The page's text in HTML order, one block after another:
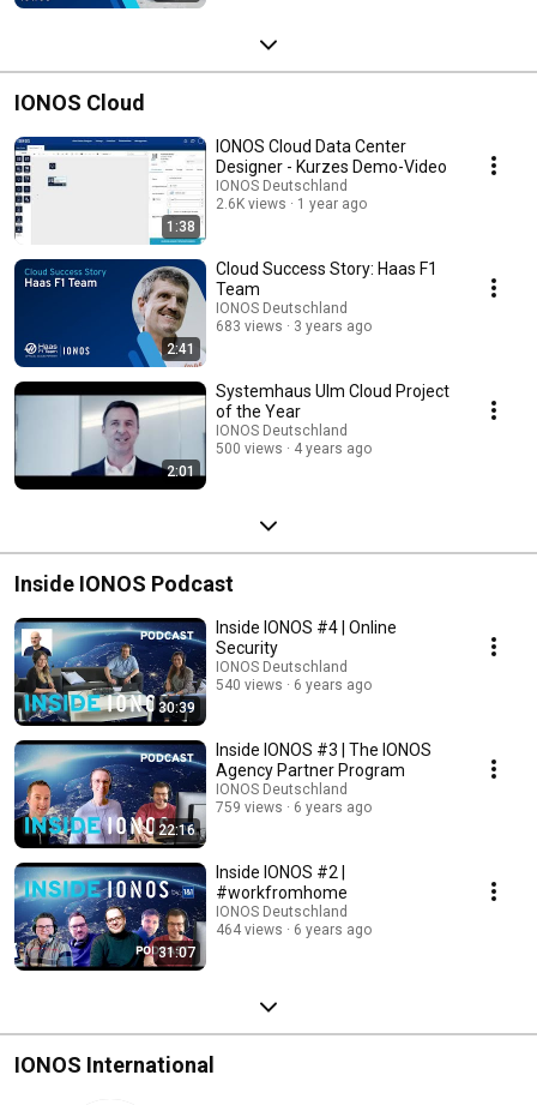
IONOS Cloud
1:38
IONOS Cloud Data Center
Designer - Kurzes Demo-Video
IONOS Deutschland
2.6K views
1 year ago
2:41
Cloud Success Story: Haas F1
Team
IONOS Deutschland
683 views
3 years ago
2:01
Systemhaus Ulm Cloud Project
of the Year
IONOS Deutschland
500 views
4 years ago
Inside IONOS Podcast
30:39
Inside IONOS #4 | Online
Security
IONOS Deutschland
540 views
6 years ago
22:16
Inside IONOS #3 | The IONOS
Agency Partner Program
IONOS Deutschland
759 views
6 years ago
31:07
Inside IONOS #2 |
#workfromhome
IONOS Deutschland
464 views
6 years ago
IONOS International